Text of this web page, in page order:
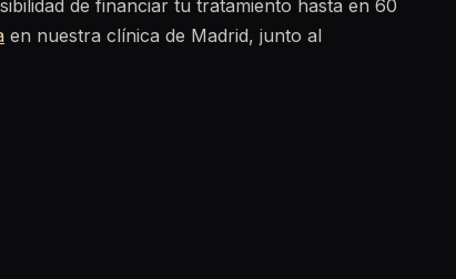
de financiar tu tratamiento hasta en 60
en nuestra clínica de Madrid, junto al